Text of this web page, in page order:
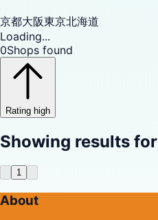
京都大阪東京北海道
Loading...
0Shops found
Rating high
Showing results for
1
About